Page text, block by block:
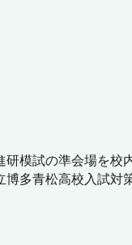
模試の準会場を校
多青松高校入試対